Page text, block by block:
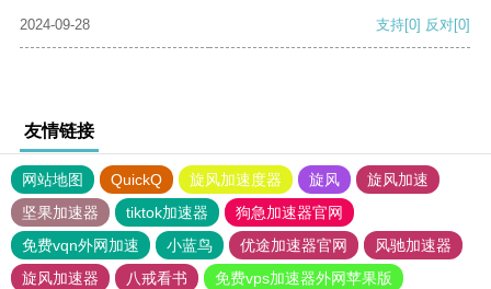
2024-09-28
支持[0] 反对[0]
友情链接
网站地图 QuickQ 旋风加速度器 旋风
旋风加速
坚果加速器
tiktok加速器
狗急加速器官网
免费vqn外网加速
小蓝鸟 优途加速器官网
风驰加速器
旋风加速器
八戒看书 免费vps加速器外网苹果版